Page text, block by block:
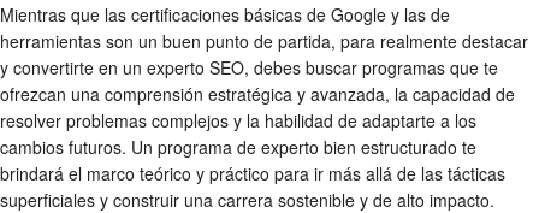
Mientras que las certificaciones básicas de Google y las de
herramientas son un buen punto de partida, para realmente destacar
y convertirte en un experto SEO, debes buscar programas que te
ofrezcan una comprensión estratégica y avanzada, la capacidad de
resolver problemas complejos y la habilidad de adaptarte a los
cambios futuros. Un programa de experto bien estructurado te
brindará el marco teórico y práctico para ir más allá de las tácticas
superficiales y construir una carrera sostenible y de alto impacto.